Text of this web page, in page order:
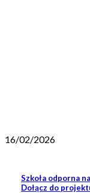
16/02/2026
Szkoła odporna
Dołącz do